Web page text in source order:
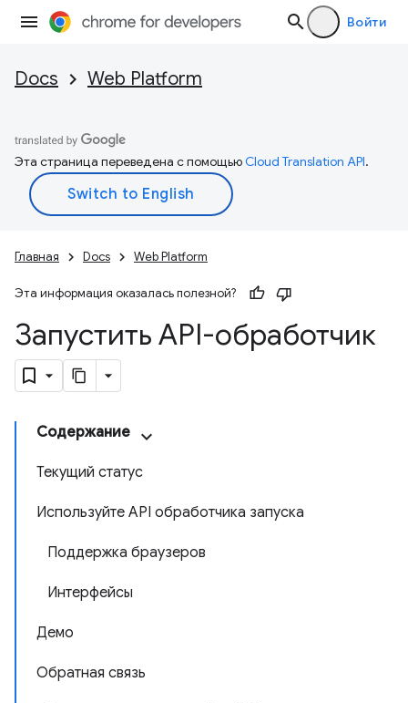
Войти
Docs Web Platform
Эта страница переведена с помощьюCloud Translation API.
Главная Docs Web Platform
Эта информация оказалась полезной?
Запустить API-обработчик
Содержание
Текущий статус
Используйте API обработчика запуска
Поддержка браузеров
Интерфейсы
Демо
Обратная связь